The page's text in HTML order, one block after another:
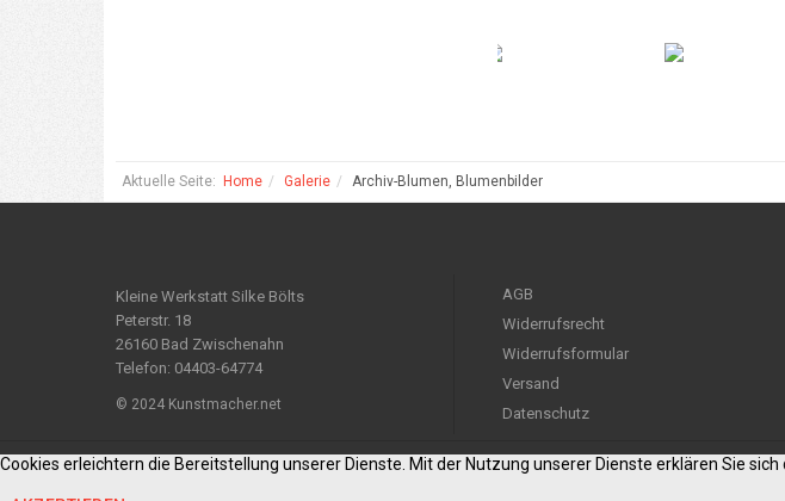
Aktuelle Seite: Home Galerie Archiv-Blumen, Blumenbilder
Kleine Werkstatt Silke Bölts
Peterstr. 18
26160 Bad Zwischenahn
Telefon: 04403-64774
© 2024 Kunstmacher.net
AGB
Widerrufsrecht
Widerrufsformular
Versand
Datenschutz
Cookies erleichtern die Bereitstellung unserer Dienste. Mit der Nutzung unserer Dienste erklären Sie